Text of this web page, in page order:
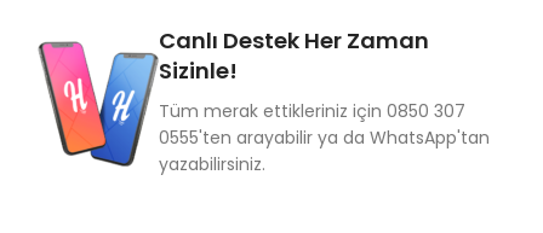
Canlı Destek Her Zaman
Sizinle!
Tüm merak ettikleriniz için 0850 307
0555'ten arayabilir ya da WhatsApp'tan
yazabilirsiniz.